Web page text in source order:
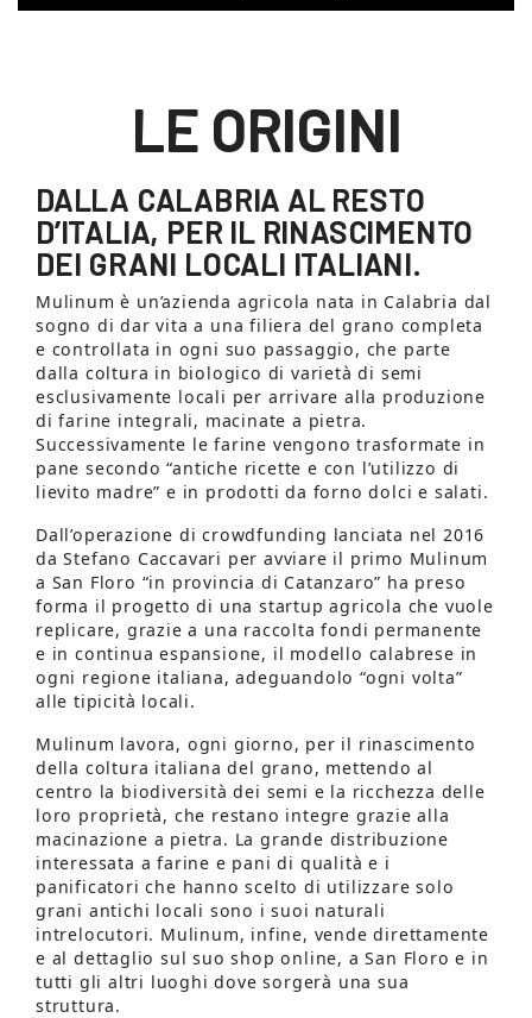
LE ORIGINI
DALLA CALABRIA AL RESTO
D’ITALIA, PER IL RINASCIMENTO
DEI GRANI LOCALI ITALIANI.
Mulinum è un’azienda agricola nata in Calabria dal
sogno di dar vita a una filiera del grano completa
e controllata in ogni suo passaggio, che parte
dalla coltura in biologico di varietà di semi
esclusivamente locali per arrivare alla produzione
di farine integrali, macinate a pietra.
Successivamente le farine vengono trasformate in
pane secondo “antiche ricette e con l’utilizzo di
lievito madre” e in prodotti da forno dolci e salati.
Dall’operazione di crowdfunding lanciata nel 2016
da Stefano Caccavari per avviare il primo Mulinum
a San Floro “in provincia di Catanzaro” ha preso
forma il progetto di una startup agricola che vuole
replicare, grazie a una raccolta fondi permanente
e in continua espansione, il modello calabrese in
ogni regione italiana, adeguandolo “ogni volta”
alle tipicità locali.
Mulinum lavora, ogni giorno, per il rinascimento
della coltura italiana del grano, mettendo al
centro la biodiversità dei semi e la ricchezza delle
loro proprietà, che restano integre grazie alla
macinazione a pietra. La grande distribuzione
interessata a farine e pani di qualità e i
panificatori che hanno scelto di utilizzare solo
grani antichi locali sono i suoi naturali
intrelocutori. Mulinum, infine, vende direttamente
e al dettaglio sul suo shop online, a San Floro e in
tutti gli altri luoghi dove sorgerà una sua
struttura.